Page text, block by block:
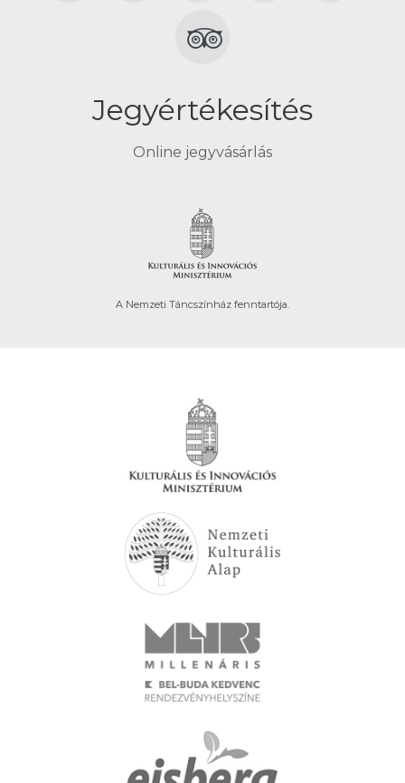
Jegyértékesítés
Online jegyvásárlás
A Nemzeti Táncszínház fenntartója.